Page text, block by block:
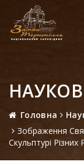
Головна
Зображення
Скульптурі